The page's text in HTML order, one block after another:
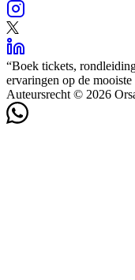
“Boek tickets,
ervaringen op de
Auteursrecht © 2026